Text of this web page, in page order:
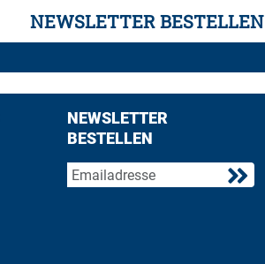
NEWSLETTER BESTELLEN
NEWSLETTER
BESTELLEN